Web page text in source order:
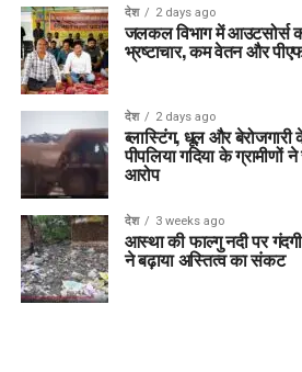
देश 2 days ago
जलकल विभाग में आउटसोर्स
भ्रष्टाचार, कम वेतन और
देश 2 days ago
ब्लास्टिंग, धूल और
पीपलिया गदिया के ग्रामीणों
आरोप
देश 3 weeks ago
आस्था की फाल्गु नदी पर
ने बढ़ाया अस्तित्व का संकट